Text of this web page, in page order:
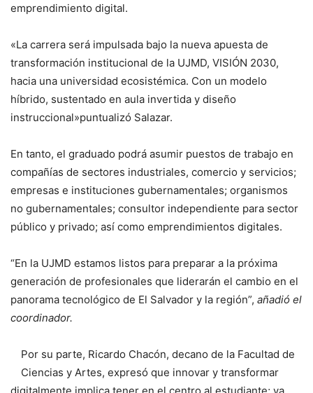
emprendimiento digital.
«La carrera será impulsada bajo la nueva apuesta de
transformación institucional de la UJMD, VISIÓN 2030,
hacia una universidad ecosistémica. Con un modelo
híbrido, sustentado en aula invertida y diseño
instruccional»puntualizó Salazar.
En tanto, el graduado podrá asumir puestos de trabajo en
compañías de sectores industriales, comercio y servicios;
empresas e instituciones gubernamentales; organismos
no gubernamentales; consultor independiente para sector
público y privado; así como emprendimientos digitales.
“En la UJMD estamos listos para preparar a la próxima
generación de profesionales que liderarán el cambio en el
panorama tecnológico de El Salvador y la región”, añadió el
coordinador.
Por su parte, Ricardo Chacón, decano de la Facultad de
Ciencias y Artes, expresó que innovar y transformar